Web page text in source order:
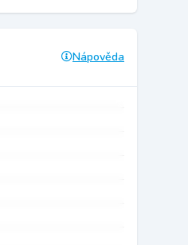
Nápověda